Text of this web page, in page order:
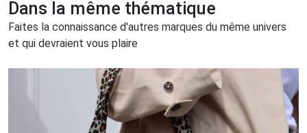
Dans la même thématique
Faites la connaissance d'autres marques du même univers
et qui devraient vous plaire